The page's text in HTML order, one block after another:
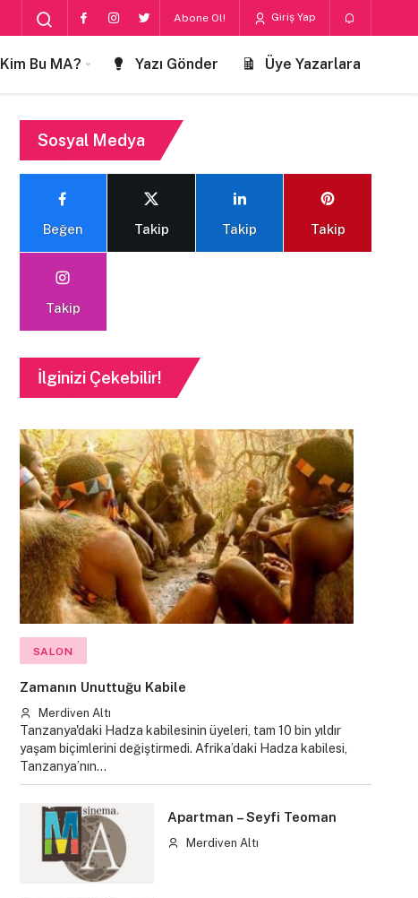
Abone Ol! Giriş Yap
Kim Bu MA? Yazı Gönder Üye Yazarlara
Sosyal Medya
Beğen Takip Takip Takip
Takip
İlginizi Çekebilir!
SALON
Zamanın Unuttuğu Kabile
Merdiven Altı
Tanzanya'daki Hadza kabilesinin üyeleri, tam 10 bin yıldır
yaşam biçimlerini değiştirmedi. Afrika’daki Hadza kabilesi,
Tanzanya’nın…
Apartman – Seyfi Teoman
Merdiven Altı